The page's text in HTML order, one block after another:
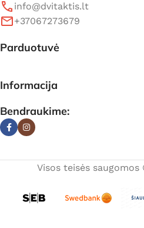
info@dvitaktis.lt
+37067273679
Parduotuvė
Informacija
Bendraukime:
Visos teisės